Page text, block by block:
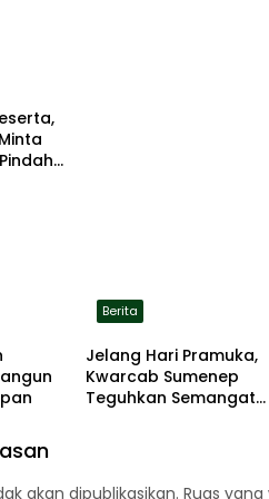
Berita
Jelang Hari Pramuka,
Kwarcab Sumenep
Teguhkan Semangat
akan dipublikasikan. Ruas